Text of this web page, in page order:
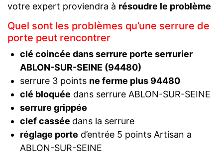
votre expert proviendra à résoudre le problème
Quel sont les problèmes qu’une serrure de
porte peut rencontrer
clé coincée dans serrure porte serrurier
ABLON-SUR-SEINE (94480)
serrure 3 points ne ferme plus 94480
clé bloquée dans serrure ABLON-SUR-SEINE
serrure grippée
clef cassée dans la serrure
réglage porte d’entrée 5 points Artisan a
ABLON-SUR-SEINE